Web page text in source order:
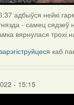
адбыўся нейкі
- самец сядзеў
вярнулася трохі
зарэгіструйцеся каб
- 15:15